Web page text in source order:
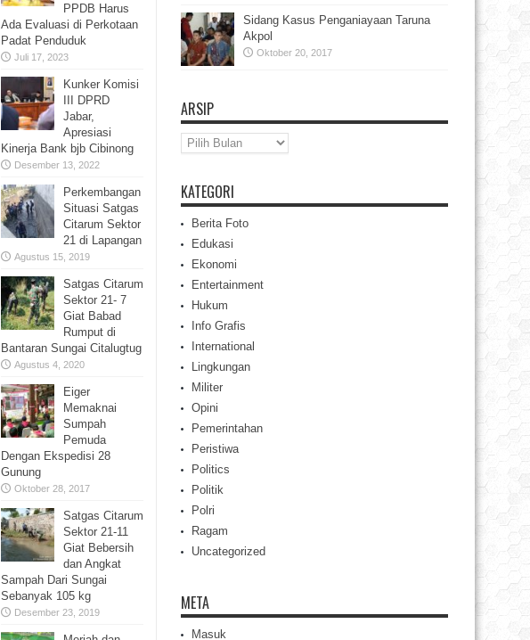
PPDB Harus
Ada Evaluasi di Perkotaan
Padat Penduduk
Juli 17, 2023
Kunker Komisi
III DPRD
Jabar,
Apresiasi
Kinerja Bank bjb Cibinong
Desember 13, 2022
Perkembangan
Situasi Satgas
Citarum Sektor
21 di Lapangan
Agustus 15, 2019
Satgas Citarum
Sektor 21- 7
Giat Babad
Rumput di
Bantaran Sungai Citalugtug
Agustus 4, 2020
Eiger
Memaknai
Sumpah
Pemuda
Dengan Ekspedisi 28
Gunung
Oktober 28, 2017
Satgas Citarum
Sektor 21-11
Giat Bebersih
dan Angkat
Sampah Dari Sungai
Sebanyak 105 kg
Desember 23, 2019
Sidang Kasus Penganiayaan Taruna
Akpol
Oktober 20, 2017
ARSIP
Arsip
KATEGORI
Berita Foto
Edukasi
Ekonomi
Entertainment
Hukum
Info Grafis
International
Lingkungan
Militer
Opini
Pemerintahan
Peristiwa
Politics
Politik
Polri
Ragam
Uncategorized
META
Masuk